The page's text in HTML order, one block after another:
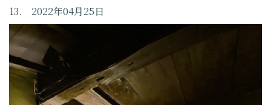
13. 2022年04月25日